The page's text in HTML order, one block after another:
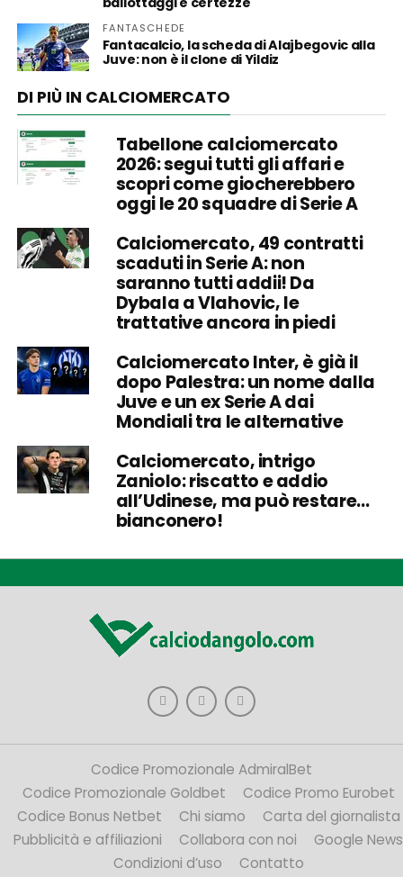
FANTASCHEDE
Fantacalcio, la scheda di Alajbegovic alla
Juve: non è il clone di Yildiz
DI PIÙ IN CALCIOMERCATO
Tabellone calciomercato
2026: segui tutti gli affari e
scopri come giocherebbero
oggi le 20 squadre di Serie A
Calciomercato, 49 contratti
scaduti in Serie A: non
saranno tutti addii! Da
Dybala a Vlahovic, le
trattative ancora in piedi
Calciomercato Inter, è già il
dopo Palestra: un nome dalla
Juve e un ex Serie A dai
Mondiali tra le alternative
Calciomercato, intrigo
Zaniolo: riscatto e addio
all’Udinese, ma può restare…
bianconero!
Codice Promozionale AdmiralBet
Codice Promozionale Goldbet
Codice Promo Eurobet
Codice Bonus Netbet
Chi siamo
Carta del giornalista
Pubblicità e affiliazioni
Collabora con noi
Google News
Condizioni d’uso
Contatto